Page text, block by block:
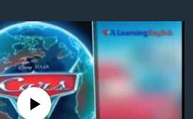
လွန်
source currently available